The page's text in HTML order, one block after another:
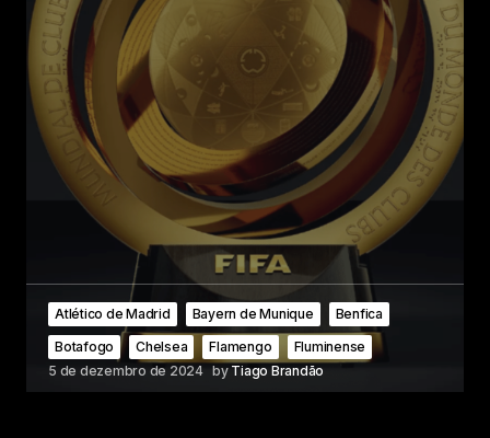
Atlético de Madrid Bayern de Munique
Benfica
Botafogo
Chelsea Flamengo
Fluminense
5 de dezembro de 2024 by Tiago Brandão